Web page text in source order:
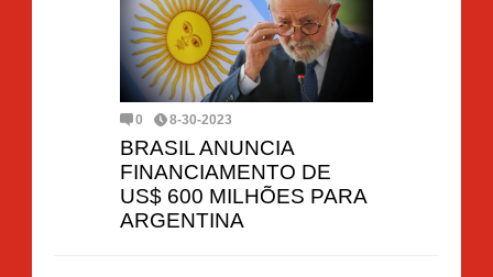
0 8-30-2023
BRASIL ANUNCIA
FINANCIAMENTO DE
US$ 600 MILHÕES PARA
ARGENTINA